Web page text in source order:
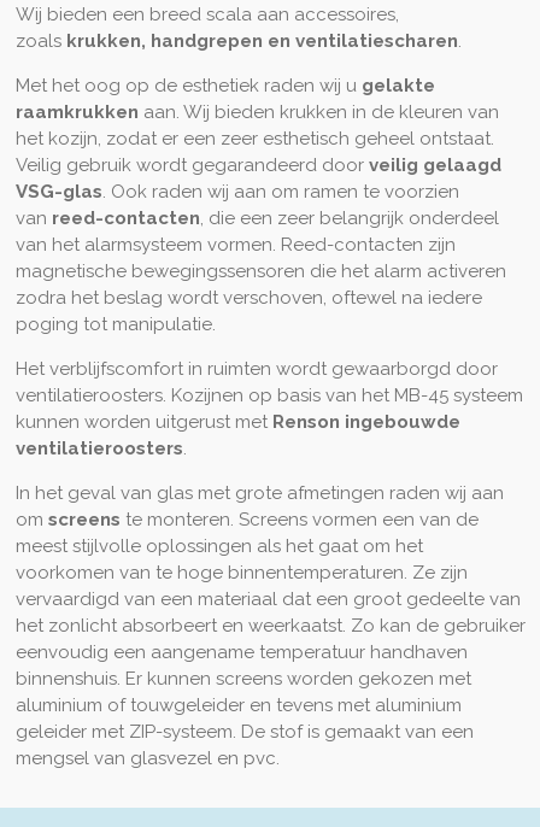
Wij bieden een breed scala aan accessoires,
zoals krukken, handgrepen en ventilatiescharen.
Met het oog op de esthetiek raden wij u gelakte
raamkrukken aan. Wij bieden krukken in de kleuren van
het kozijn, zodat er een zeer esthetisch geheel ontstaat.
Veilig gebruik wordt gegarandeerd door veilig gelaagd
VSG-glas. Ook raden wij aan om ramen te voorzien
van reed-contacten, die een zeer belangrijk onderdeel
van het alarmsysteem vormen. Reed-contacten zijn
magnetische bewegingssensoren die het alarm activeren
zodra het beslag wordt verschoven, oftewel na iedere
poging tot manipulatie.
Het verblijfscomfort in ruimten wordt gewaarborgd door
ventilatieroosters. Kozijnen op basis van het MB-45 systeem
kunnen worden uitgerust met Renson ingebouwde
ventilatieroosters.
In het geval van glas met grote afmetingen raden wij aan
om screens te monteren. Screens vormen een van de
meest stijlvolle oplossingen als het gaat om het
voorkomen van te hoge binnentemperaturen. Ze zijn
vervaardigd van een materiaal dat een groot gedeelte van
het zonlicht absorbeert en weerkaatst. Zo kan de gebruiker
eenvoudig een aangename temperatuur handhaven
binnenshuis. Er kunnen screens worden gekozen met
aluminium of touwgeleider en tevens met aluminium
geleider met ZIP-systeem. De stof is gemaakt van een
mengsel van glasvezel en pvc.